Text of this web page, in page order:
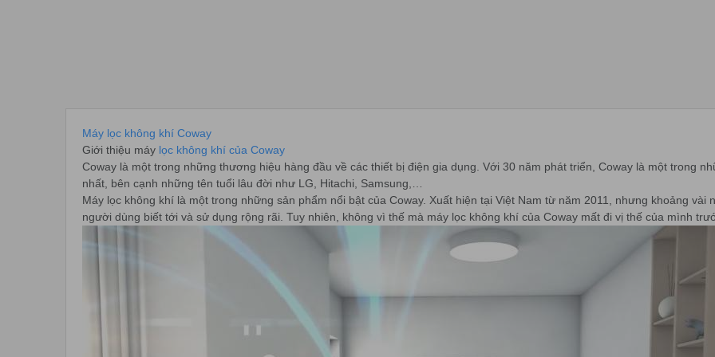
Máy lọc không khí Coway
Giới thiệu máy lọc không khí của Coway
Coway là một trong những thương hiệu hàng đầu về các thiết bị điện gia dụng. Với 30 năm phát triển, Coway là một trong
nhất, bên cạnh những tên tuổi lâu đời như LG, Hitachi, Samsung,…
Máy lọc không khí là một trong những sản phẩm nổi bật của Coway. Xuất hiện tại Việt Nam từ năm 2011, nhưng khoảng
người dùng biết tới và sử dụng rộng rãi. Tuy nhiên, không vì thế mà máy lọc không khí của Coway mất đi vị thế của mình